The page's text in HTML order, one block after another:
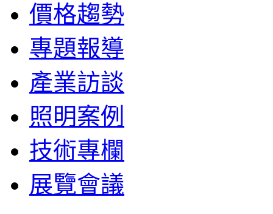
價格趨勢
專題報導
產業訪談
照明案例
技術專欄
展覽會議